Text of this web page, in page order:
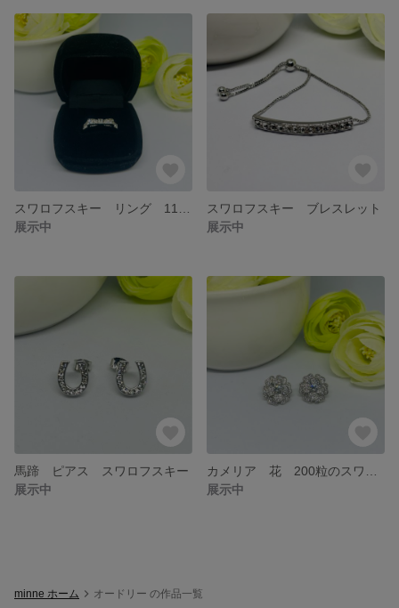
展示中
スワロフスキー ブレスレット
展示中
馬蹄 ピアス スワロフスキー
展示中
展示中
minne ホーム オードリー の作品一覧